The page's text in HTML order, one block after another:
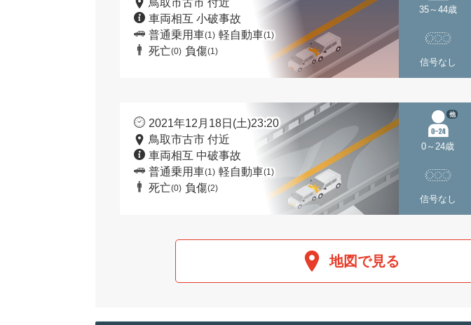
車両相互 小破事故
普通乗用車(1) 軽自動車(1)
死亡(0) 負傷(1)
35～44歳
信号なし
2021年12月18日(土)23:20
鳥取市古市 付近
車両相互 中破事故
普通乗用車(1) 軽自動車(1)
死亡(0) 負傷(2)
0～24歳
他
信号なし
地図で見る